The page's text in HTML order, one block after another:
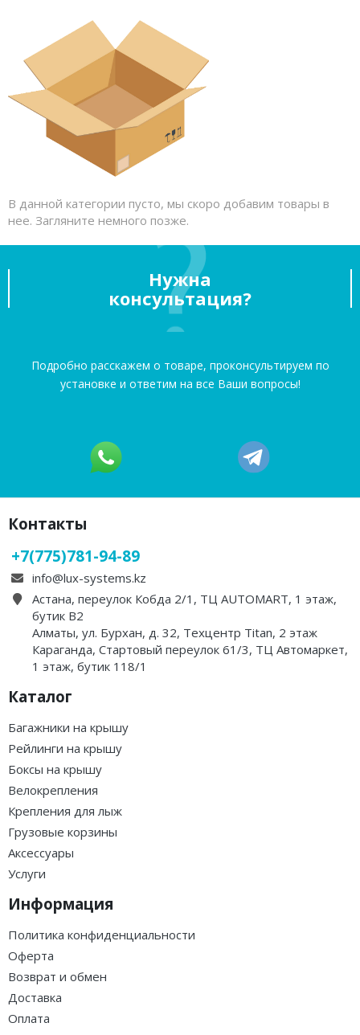
В данной категории пусто, мы скоро добавим товары в
нее. Загляните немного позже.
Нужна
консультация?
Подробно расскажем о товаре, проконсультируем по
установке и ответим на все Ваши вопросы!
Контакты
+7(775)781-94-89
info@lux-systems.kz
Астана, переулок Кобда 2/1, ТЦ AUTOMART, 1 этаж,
бутик B2
Алматы, ул. Бурхан, д. 32, Техцентр Titan, 2 этаж
Караганда, Стартовый переулок 61/3, ТЦ Автомаркет,
1 этаж, бутик 118/1
Каталог
Багажники на крышу
Рейлинги на крышу
Боксы на крышу
Велокрепления
Крепления для лыж
Грузовые корзины
Аксессуары
Услуги
Информация
Политика конфиденциальности
Оферта
Возврат и обмен
Доставка
Оплата